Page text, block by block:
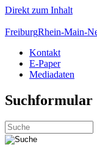
Direkt zum Inhalt
FreiburgRhein-Main-
Kontakt
E-Paper
Mediadaten
Suchformular